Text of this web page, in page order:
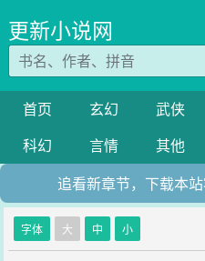
更新小说网
首页 玄幻 武侠
科幻
言情 其他
追看新章节，下载本
字体 大 中 小